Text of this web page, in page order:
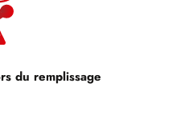
du remplissage